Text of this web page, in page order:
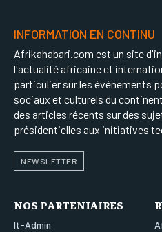
INFORMATION EN CONTINU
Afrikahabari.com est un site
l'actualité africaine et
particulier sur les événements
sociaux et culturels du
des articles récents sur des
présidentielles aux initiatives
NEWSLETTER
NOS PARTENIAIRES
It-Admin